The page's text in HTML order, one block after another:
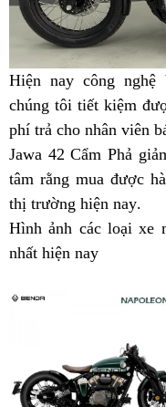
Hiện nay tân
trang
công nghệ
chúng tôi tiết kiệm phù
hợp
cho
thể
thao
phí trả cho nhân viên
Jawa 42 Cẩm Phả
tâm rằng mua được
thị trường hiện nayJawa
42
bảo
.
Hình ảnh xuất
xứ
các loại xe
nhất hiện nay
hàng
moto